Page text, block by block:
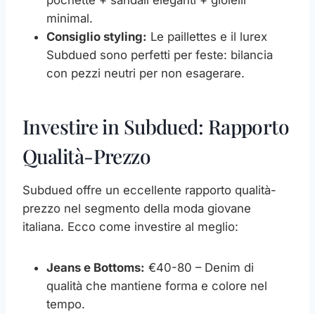
minimal.
Consiglio styling: Le paillettes e il lurex
Subdued sono perfetti per feste: bilancia
con pezzi neutri per non esagerare.
Investire in Subdued: Rapporto
Qualità-Prezzo
Subdued offre un eccellente rapporto qualità-
prezzo nel segmento della moda giovane
italiana. Ecco come investire al meglio:
Jeans e Bottoms: €40-80 – Denim di
qualità che mantiene forma e colore nel
tempo.